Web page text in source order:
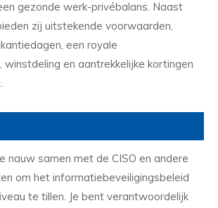
gezonde werk-privébalans. Naast
zij uitstekende voorwaarden,
een royale
winstdeling en aantrekkelijke kortingen
nauw samen met de CISO en andere
om het informatiebeveiligingsbeleid
te tillen. Je bent verantwoordelijk